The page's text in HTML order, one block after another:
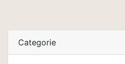
Categorie